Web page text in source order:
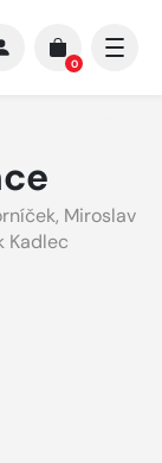
0
, Miroslav
Kadlec